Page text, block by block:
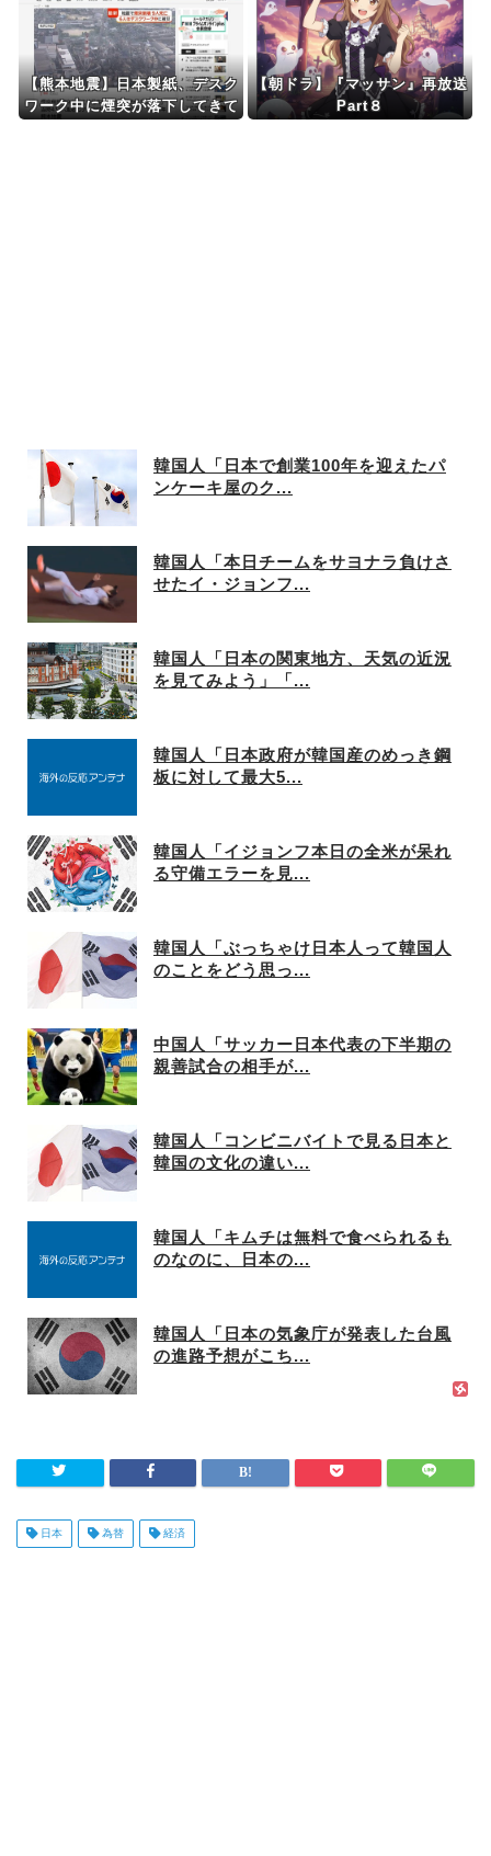
【熊本地震】日本製紙、デスク
ワーク中に煙突が落下してきて
【朝ドラ】『マッサン』再放送
Part８
韓国人「日本で創業100年を迎えたパ
ンケーキ屋のク...
韓国人「本日チームをサヨナラ負けさ
せたイ・ジョンフ...
韓国人「日本の関東地方、天気の近況
を見てみよう」「...
韓国人「日本政府が韓国産のめっき鋼
板に対して最大5...
韓国人「イジョンフ本日の全米が呆れ
る守備エラーを見...
韓国人「ぶっちゃけ日本人って韓国人
のことをどう思っ...
中国人「サッカー日本代表の下半期の
親善試合の相手が...
韓国人「コンビニバイトで見る日本と
韓国の文化の違い...
韓国人「キムチは無料で食べられるも
のなのに、日本の...
韓国人「日本の気象庁が発表した台風
の進路予想がこち...
日本 為替 経済